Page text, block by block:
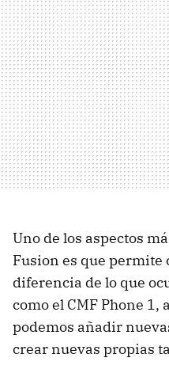
Uno de los aspectos
Fusion es que permite
diferencia de lo que
como el CMF Phone
podemos añadir
crear nuevas propias